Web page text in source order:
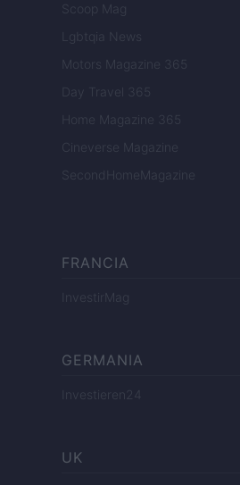
Scoop Mag
Lgbtqia News
Motors Magazine 365
Day Travel 365
Home Magazine 365
Cineverse Magazine
SecondHomeMagazine
FRANCIA
InvestirMag
GERMANIA
Investieren24
UK